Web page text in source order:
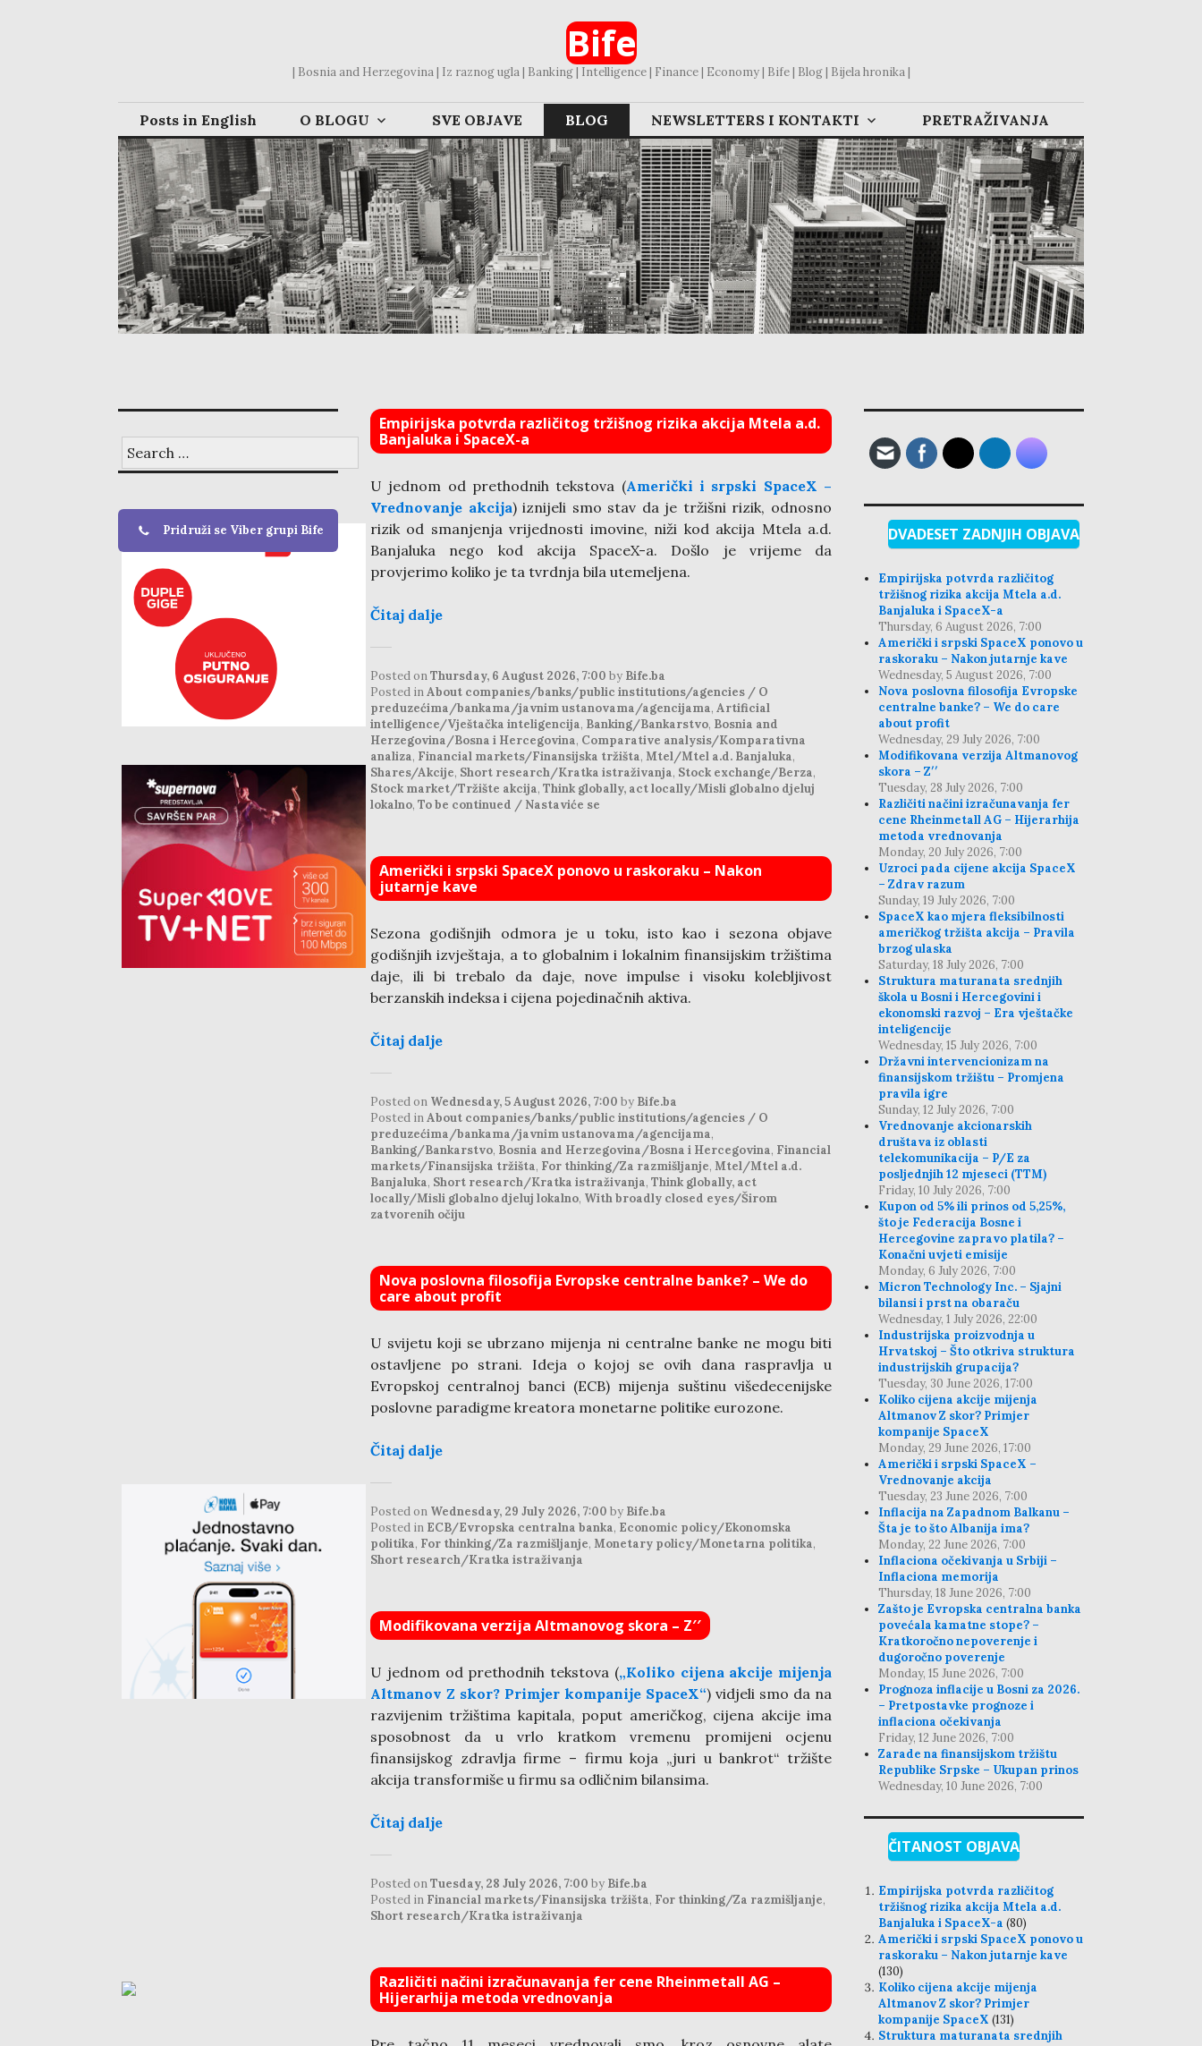
Bife
| Bosnia and Herzegovina | Iz raznog ugla | Banking | Intelligence | Finance | Economy | Bife | Blog | Bijela hronika |
Posts in English O BLOGU SVE OBJAVE BLOG NEWSLETTERS I KONTAKTI PRETRAŽIVANJA
Empirijska potvrda različitog tržišnog rizika akcija Mtela a.d.
Banjaluka i SpaceX-a
U jednom od prethodnih tekstova (Američki i srpski SpaceX –
Vrednovanje akcija) iznijeli smo stav da je tržišni rizik, odnosno
rizik od smanjenja vrijednosti imovine, niži kod akcija Mtela a.d.
Banjaluka nego kod akcija SpaceX-a. Došlo je vrijeme da
provjerimo koliko je ta tvrdnja bila utemeljena.
Čitaj dalje
Posted onThursday, 6 August 2026, 7:00 by Bife.ba
Posted inAbout companies/banks/public institutions/agencies / O
preduzećima/bankama/javnim ustanovama/agencijama, Artificial
intelligence/Vještačka inteligencija, Banking/Bankarstvo, Bosnia and
Herzegovina/Bosna i Hercegovina, Comparative analysis/Komparativna
analiza, Financial markets/Finansijska tržišta, Mtel/Mtel a.d. Banjaluka,
Shares/Akcije, Short research/Kratka istraživanja, Stock exchange/Berza,
Stock market/Tržište akcija, Think globally, act locally/Misli globalno djeluj
lokalno, To be continued / Nastaviće se
Američki i srpski SpaceX ponovo u raskoraku – Nakon
jutarnje kave
Sezona godišnjih odmora je u toku, isto kao i sezona objave
godišnjih izvještaja, a to globalnim i lokalnim finansijskim tržištima
daje, ili bi trebalo da daje, nove impulse i visoku kolebljivost
berzanskih indeksa i cijena pojedinačnih aktiva.
Čitaj dalje
Posted on Wednesday, 5 August 2026, 7:00 by Bife.ba
Posted inAbout companies/banks/public institutions/agencies / O
preduzećima/bankama/javnim ustanovama/agencijama,
Banking/Bankarstvo, Bosnia and Herzegovina/Bosna i Hercegovina, Financial
markets/Finansijska tržišta, For thinking/Za razmišljanje, Mtel/Mtel a.d.
Banjaluka, Short research/Kratka istraživanja, Think globally, act
locally/Misli globalno djeluj lokalno, With broadly closed eyes/Širom
zatvorenih očiju
Nova poslovna filosofija Evropske centralne banke? – We do
care about profit
U svijetu koji se ubrzano mijenja ni centralne banke ne mogu biti
ostavljene po strani. Ideja o kojoj se ovih dana raspravlja u
Evropskoj centralnoj banci (ECB) mijenja suštinu višedecenijske
poslovne paradigme kreatora monetarne politike eurozone.
Čitaj dalje
Posted on Wednesday, 29 July 2026, 7:00 by Bife.ba
Posted in ECB/Evropska centralna banka, Economic policy/Ekonomska
politika, For thinking/Za razmišljanje, Monetary policy/Monetarna politika,
Short research/Kratka istraživanja
Modifikovana verzija Altmanovog skora – Z′′
U jednom od prethodnih tekstova („Koliko cijena akcije mijenja
Altmanov Z skor? Primjer kompanije SpaceX“) vidjeli smo da na
razvijenim tržištima kapitala, poput američkog, cijena akcije ima
sposobnost da u vrlo kratkom vremenu promijeni ocjenu
finansijskog zdravlja firme – firmu koja „juri u bankrot“ tržište
akcija transformiše u firmu sa odličnim bilansima.
Čitaj dalje
Posted onTuesday, 28 July 2026, 7:00 by Bife.ba
Posted in Financial markets/Finansijska tržišta, For thinking/Za razmišljanje,
Short research/Kratka istraživanja
Različiti načini izračunavanja fer cene Rheinmetall AG –
Hijerarhija metoda vrednovanja
for:
Pridruži se Viber grupi Bife DVADESET ZADNJIH OBJAVA
Empirijska potvrda različitog
tržišnog rizika akcija Mtela a.d.
Banjaluka i SpaceX-a
Thursday, 6 August 2026, 7:00
Američki i srpski SpaceX ponovo u
raskoraku – Nakon jutarnje kave
Wednesday, 5 August 2026, 7:00
Nova poslovna filosofija Evropske
centralne banke? – We do care
about profit
Wednesday, 29 July 2026, 7:00
Modifikovana verzija Altmanovog
skora – Z′′
Tuesday, 28 July 2026, 7:00
Različiti načini izračunavanja fer
cene Rheinmetall AG – Hijerarhija
metoda vrednovanja
Monday, 20 July 2026, 7:00
Uzroci pada cijene akcija SpaceX
– Zdrav razum
Sunday, 19 July 2026, 7:00
SpaceX kao mjera fleksibilnosti
američkog tržišta akcija – Pravila
brzog ulaska
Saturday, 18 July 2026, 7:00
Struktura maturanata srednjih
škola u Bosni i Hercegovini i
ekonomski razvoj – Era vještačke
inteligencije
Wednesday, 15 July 2026, 7:00
Državni intervencionizam na
finansijskom tržištu – Promjena
pravila igre
Sunday, 12 July 2026, 7:00
Vrednovanje akcionarskih
društava iz oblasti
telekomunikacija – P/E za
posljednjih 12 mjeseci (TTM)
Friday, 10 July 2026, 7:00
Kupon od 5% ili prinos od 5,25%,
što je Federacija Bosne i
Hercegovine zapravo platila? –
Konačni uvjeti emisije
Monday, 6 July 2026, 7:00
Micron Technology Inc. – Sjajni
bilansi i prst na obaraču
Wednesday, 1 July 2026, 22:00
Industrijska proizvodnja u
Hrvatskoj – Što otkriva struktura
industrijskih grupacija?
Tuesday, 30 June 2026, 17:00
Koliko cijena akcije mijenja
Altmanov Z skor? Primjer
kompanije SpaceX
Monday, 29 June 2026, 17:00
Američki i srpski SpaceX –
Vrednovanje akcija
Tuesday, 23 June 2026, 7:00
Inflacija na Zapadnom Balkanu –
Šta je to što Albanija ima?
Monday, 22 June 2026, 7:00
Inflaciona očekivanja u Srbiji –
Inflaciona memorija
Thursday, 18 June 2026, 7:00
Zašto je Evropska centralna banka
povećala kamatne stope? –
Kratkoročno nepoverenje i
dugoročno poverenje
Monday, 15 June 2026, 7:00
Prognoza inflacije u Bosni za 2026.
– Pretpostavke prognoze i
inflaciona očekivanja
Friday, 12 June 2026, 7:00
Zarade na finansijskom tržištu
Republike Srpske – Ukupan prinos
Wednesday, 10 June 2026, 7:00
ČITANOST OBJAVA
Empirijska potvrda različitog
tržišnog rizika akcija Mtela a.d.
Banjaluka i SpaceX-a (80)
Američki i srpski SpaceX ponovo u
raskoraku – Nakon jutarnje kave
(130)
Koliko cijena akcije mijenja
Altmanov Z skor? Primjer
kompanije SpaceX (131)
Struktura maturanata srednjih